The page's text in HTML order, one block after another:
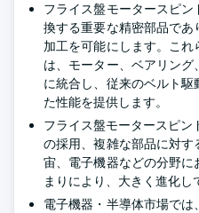
フライス盤モータースピ
換する重要な精密部品で
加工を可能にします。こ
は、モーター、ベアリン
に統合し、従来のベルト
た性能を提供します。
フライス盤モータースピン
の採用、複雑な部品に対
宙、電子機器などの分野
まりにより、大きく進化し
電子機器・半導体市場で